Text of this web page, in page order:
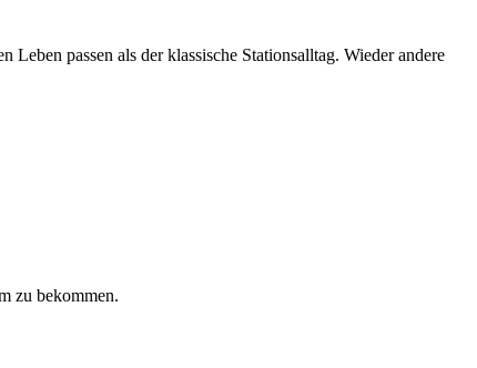
passen als der klassische Stationsalltag. Wieder andere
zu bekommen.